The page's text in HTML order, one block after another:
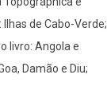
de Cabo-Verde;
livro: Angola e
Damão e Diu;